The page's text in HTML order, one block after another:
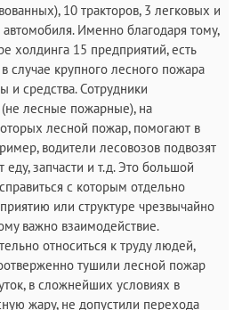
10 тракторов, 3 легковых и
Именно благодаря тому,
холдинга 15 предприятий, есть
случае крупного лесного пожара
и средства. Сотрудники
лесные пожарные), на
лесной пожар, помогают в
водители лесовозов подвозят
еду, запчасти и т.д. Это большой
с которым отдельно
или структуре чрезвычайно
важно взаимодействие.
относиться к труду людей,
тушили лесной пожар
в сложнейших условиях в
жару, не допустили перехода